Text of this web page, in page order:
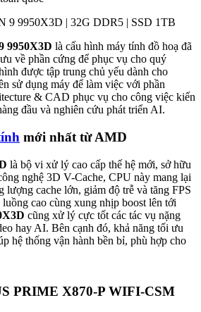
9 9950X3D | 32G DDR5 | SSD 1TB
9950X3D là cấu hình máy tính đồ hoạ đã
về phần cứng để phục vụ cho quý
được tập trung chủ yếu dành cho
sử dụng máy để làm việc với phần
& CAD phục vụ cho công việc kiến
đầu và nghiên cứu phát triển AI.
mới nhất từ AMD
là bộ vi xử lý cao cấp thế hệ mới, sở hữu
nghệ 3D V-Cache, CPU này mang lại
cache lớn, giảm độ trễ và tăng FPS
cao cùng xung nhịp boost lên tới
cũng xử lý cực tốt các tác vụ nặng
hay AI. Bên cạnh đó, khả năng tối ưu
hệ thống vận hành bền bỉ, phù hợp cho
PRIME X870-P WIFI-CSM